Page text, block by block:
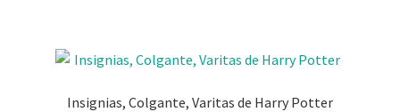
Insignias, Colgante, Varitas de Harry Potter